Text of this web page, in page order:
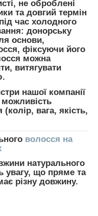
не оброблені
та довгий термін
час холодного
донорську
основи,
фіксуючи його
можна
витягувати
нашої компанії
вага, якість,
волосся на
натурального
увагу, що пряме та
різну довжину.